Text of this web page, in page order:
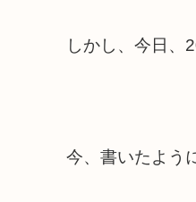
しかし、今日、
今、書いたよう